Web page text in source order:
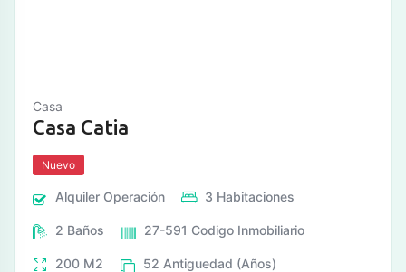
Casa
Casa Catia
Nuevo
Alquiler Operación 3 Habitaciones
2 Baños 27-591 Codigo Inmobiliario
200 M2 52 Antiguedad (Años)